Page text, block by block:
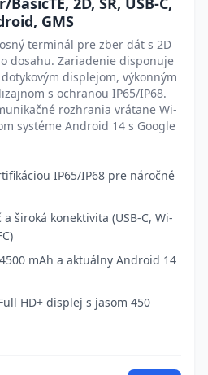
GMS
terminál pre zber dát s 2D
dosahu. Zariadenie disponuje
displejom, výkonným
s ochranou IP65/IP68.
rozhrania vrátane Wi-
systéme Android 14 s Google
IP65/IP68 pre náročné
široká konektivita (USB-C, Wi-
mAh a aktuálny Android 14
HD+ displej s jasom 450